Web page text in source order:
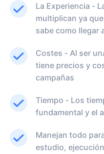
La Experiencia -
multiplican ya
sabe como llegar
Costes - Al ser
tiene precios y
campañas
Tiempo - Los
fundamental y el
Manejan todo
estudio,